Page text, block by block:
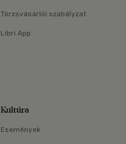
Törzsvásárlói szabályzat
Libri App
Kultúra
Események